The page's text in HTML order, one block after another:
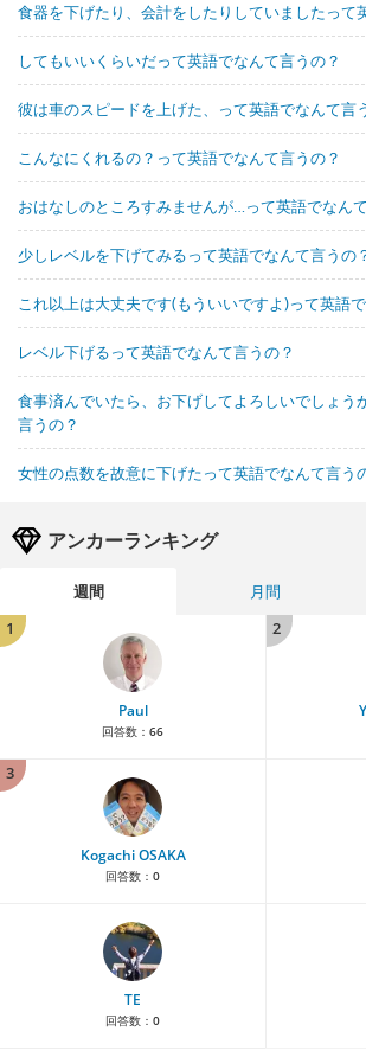
食器を下げたり、会計をしたりしていましたって
してもいいくらいだって英語でなんて言うの？
彼は車のスピードを上げた、って英語でなんて言
こんなにくれるの？って英語でなんて言うの？
おはなしのところすみませんが…って英語でなん
少しレベルを下げてみるって英語でなんて言うの
これ以上は大丈夫です(もういいですよ)って英語
レベル下げるって英語でなんて言うの？
食事済んでいたら、お下げしてよろしいでしょう
言うの？
女性の点数を故意に下げたって英語でなんて言う
アンカーランキング
週間 月間
1
Paul
回答数： 66
2
3
Kogachi OSAKA
回答数： 0
TE
回答数： 0